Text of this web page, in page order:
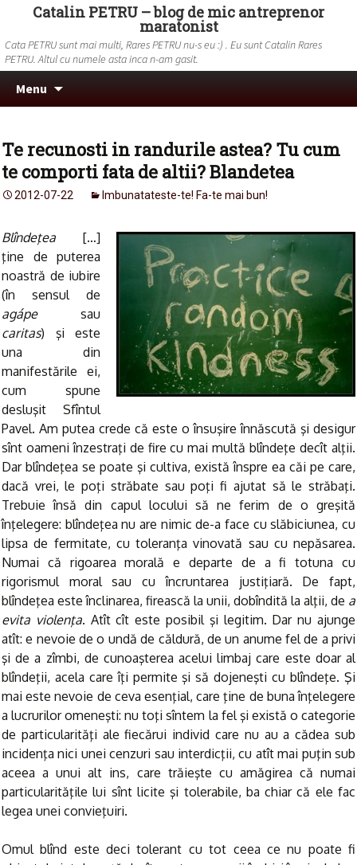
Catalin PETRU – blog de mic antreprenor
maratonist
Cata PETRU sunt mai multi, Rares PETRU nu-s eu :) . Eu sunt Catalin Rares
PETRU. Altul cu numele asta inca n-am gasit.
Menu
Te recunosti in randurile astea? Tu cum
te comporti fata de altii? Blandetea
2012-07-22 Imbunatateste-te! Fa-te mai bun!
Blîndeţea […]
ţine de puterea
noastră de iubire
(în sensul de
agápesau
caritas) şi este
una din
manifestările ei,
cum spune
desluşit Sfîntul
Pavel. Am putea crede că este o însuşire înnăscută şi desigur
sînt oameni înzestraţi de fire cu mai multă blîndeţe decît alţii.
Dar blîndeţea se poate şi cultiva, există înspre ea căi pe care,
dacă vrei, le poţi străbate sau poţi fi ajutat să le străbaţi.
Trebuie însă din capul locului să ne ferim de o greşită
înţelegere: blîndeţea nu are nimic de-a face cu slăbiciunea, cu
lipsa de fermitate, cu toleranţa vinovată sau cu nepăsarea.
Numai că rigoarea morală e departe de a fi totuna cu
rigorismul moral sau cu încruntarea justiţiară. De fapt,
blîndeţea este înclinarea, firească la unii, dobîndită la alţii, de a
evita violenţa. Atît cît este posibil şi legitim. Dar nu ajunge
atît: e nevoie de o undă de căldură, de un anume fel de a privi
şi de a zîmbi, de cunoaşterea acelui limbaj care este doar al
blîndeţii, acela care îţi permite şi să dojeneşti cu blîndeţe. Şi
mai este nevoie de ceva esenţial, care ţine de buna înţelegere
a lucrurilor omeneşti: nu toţi sîntem la fel şi există o categorie
de particularităţi ale fiecărui individ care nu au a cădea sub
incidenţa nici unei cenzuri sau interdicţii, cu atît mai puţin sub
aceea a unui alt ins, care trăieşte cu amăgirea că numai
particularităţile lui sînt licite şi tolerabile, ba chiar că ele fac
legea unei convieţuiri.
Omul blînd este deci tolerant cu tot ceea ce nu poate fi